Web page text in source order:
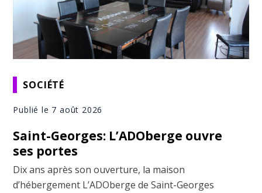
SOCIÉTÉ
Publié le 7 août 2026
Saint-Georges: L’ADOberge ouvre
ses portes
Dix ans après son ouverture, la maison
d’hébergement L’ADOberge de Saint-Georges